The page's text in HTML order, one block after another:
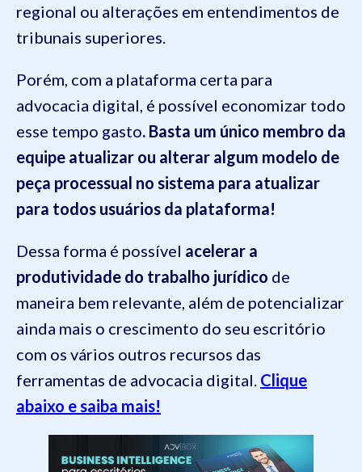
regional ou alterações em entendimentos de
tribunais superiores.
Porém, com a plataforma certa para
advocacia digital, é possível economizar todo
esse tempo gasto. Basta um único membro da
equipe atualizar ou alterar algum modelo de
peça processual no sistema para atualizar
para todos usuários da plataforma!
Dessa forma é possível acelerar a
produtividade do trabalho jurídico de
maneira bem relevante, além de potencializar
ainda mais o crescimento do seu escritório
com os vários outros recursos das
ferramentas de advocacia digital. Clique
abaixo e saiba mais!